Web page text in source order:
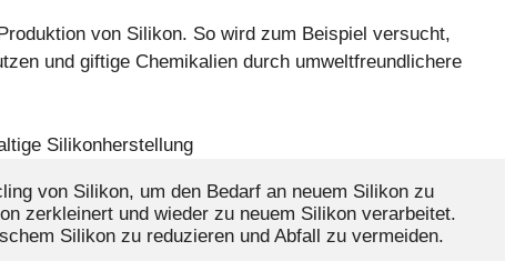
von Silikon. So wird zum Beispiel versucht,
und giftige Chemikalien durch umweltfreundlichere
von Silikon, um den Bedarf an neuem Silikon zu
zerkleinert und wieder zu neuem Silikon verarbeitet.
Silikon zu reduzieren und Abfall zu vermeiden.